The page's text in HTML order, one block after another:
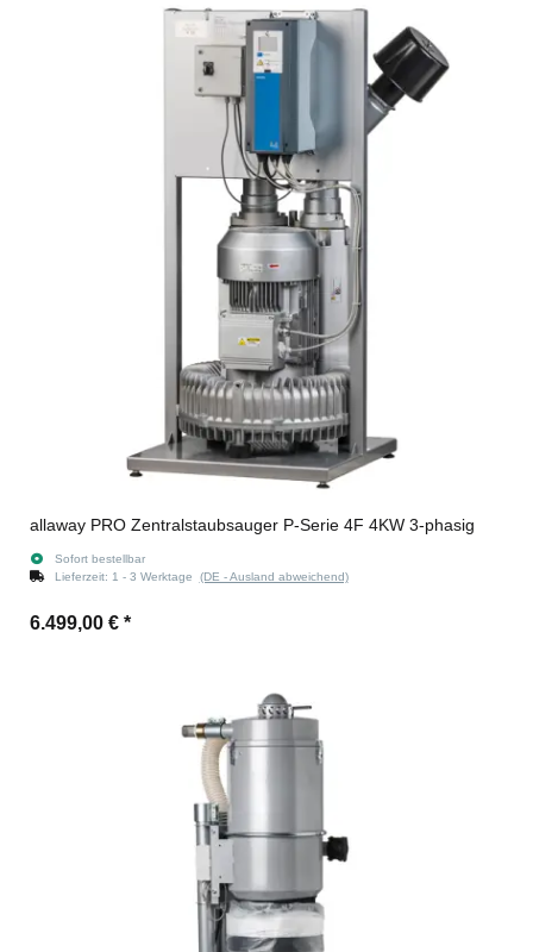
allaway PRO Zentralstaubsauger P-Serie 4F 4KW 3-phasig
Sofort bestellbar
Lieferzeit: 1 - 3 Werktage (DE - Ausland abweichend)
6.499,00 € *